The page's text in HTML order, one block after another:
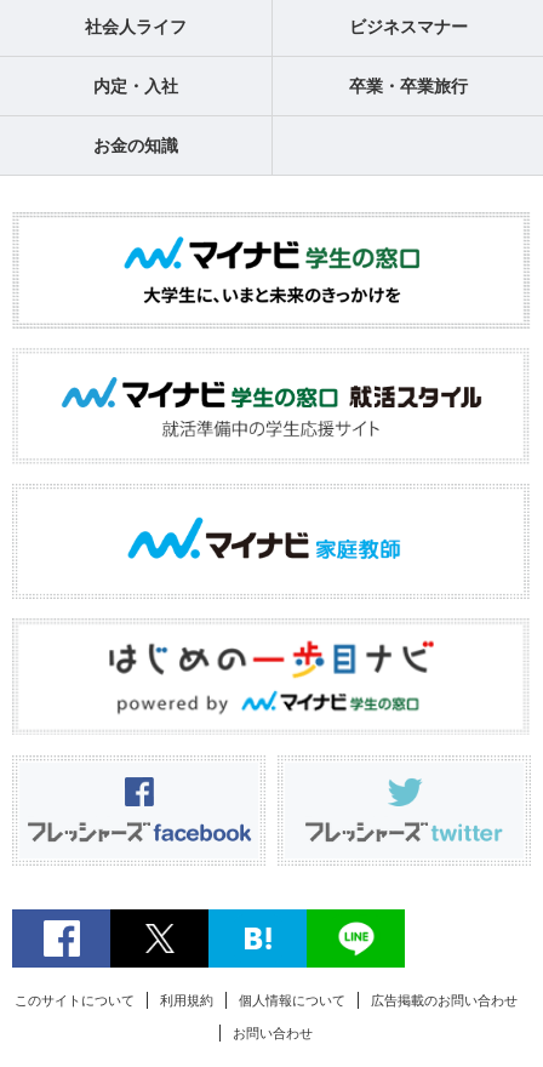
社会人ライフ ビジネスマナー
内定・入社 卒業・卒業旅行
お金の知識
このサイトについて 利用規約 個人情報について 広告掲載のお問い合わせ
お問い合わせ